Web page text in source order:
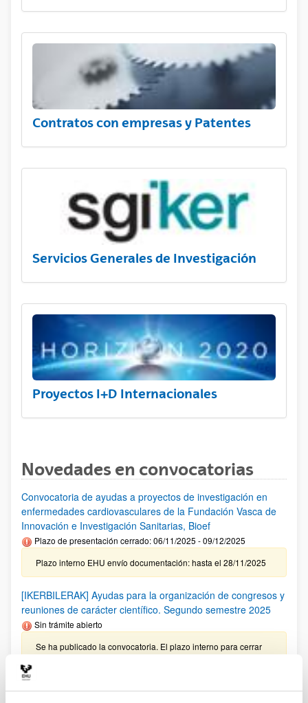
Contratos con empresas y Patentes
Servicios Generales de Investigación
Proyectos I+D Internacionales
Novedades en convocatorias
Convocatoria de ayudas a proyectos de investigación en
enfermedades cardiovasculares de la Fundación Vasca de
Innovación e Investigación Sanitarias, Bioef
Plazo de presentación cerrado: 06/11/2025 - 09/12/2025
Plazo interno EHU envío documentación: hasta el 28/11/2025
[IKERBILERAK] Ayudas para la organización de congresos y
reuniones de carácter científico. Segundo semestre 2025
Sin trámite abierto
Se ha publicado la convocatoria. El plazo interno para cerrar
las solicitudes es: 17/10/2025
Investigador predoctoral AECC 2026